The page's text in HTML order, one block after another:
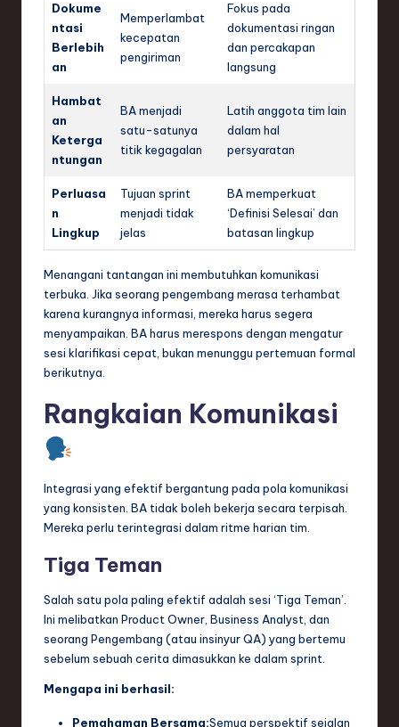
Dokume
ntasi
Berlebih
an
Memperlambat
kecepatan
pengiriman
Fokus pada
dokumentasi ringan
dan percakapan
langsung
Hambat
an
Keterga
ntungan
BA menjadi
satu-satunya
titik kegagalan
Latih anggota tim lain
dalam hal
persyaratan
Perluasa
n
Lingkup
Tujuan sprint
menjadi tidak
jelas
BA memperkuat
‘Definisi Selesai’ dan
batasan lingkup
Menangani tantangan ini membutuhkan komunikasi
terbuka. Jika seorang pengembang merasa terhambat
karena kurangnya informasi, mereka harus segera
menyampaikan. BA harus merespons dengan mengatur
sesi klarifikasi cepat, bukan menunggu pertemuan formal
berikutnya.
Rangkaian Komunikasi
Integrasi yang efektif bergantung pada pola komunikasi
yang konsisten. BA tidak boleh bekerja secara terpisah.
Mereka perlu terintegrasi dalam ritme harian tim.
Tiga Teman
Salah satu pola paling efektif adalah sesi ‘Tiga Teman’.
Ini melibatkan Product Owner, Business Analyst, dan
seorang Pengembang (atau insinyur QA) yang bertemu
sebelum sebuah cerita dimasukkan ke dalam sprint.
Mengapa ini berhasil:
Pemahaman Bersama:Semua perspektif sejalan